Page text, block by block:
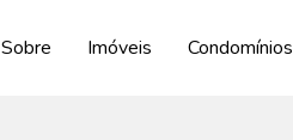
Sobre Imóveis Condomínios